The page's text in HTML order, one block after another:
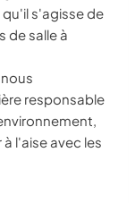
s'agisse de
de salle à
responsable
l'aise avec les